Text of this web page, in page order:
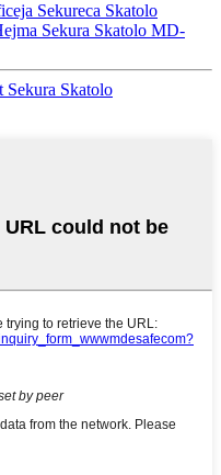
Sekureca Skatolo
Sekura Skatolo MD-
Sekura Skatolo